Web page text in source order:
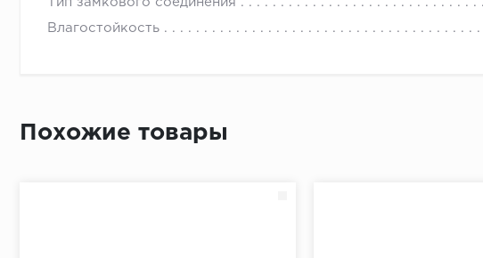
Тип замкового соединения
Влагостойкость
Похожие товары